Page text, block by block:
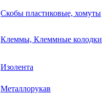
Скобы пластиковые, хомуты
Клеммы, Клеммные колодки
Изолента
Металлорукав